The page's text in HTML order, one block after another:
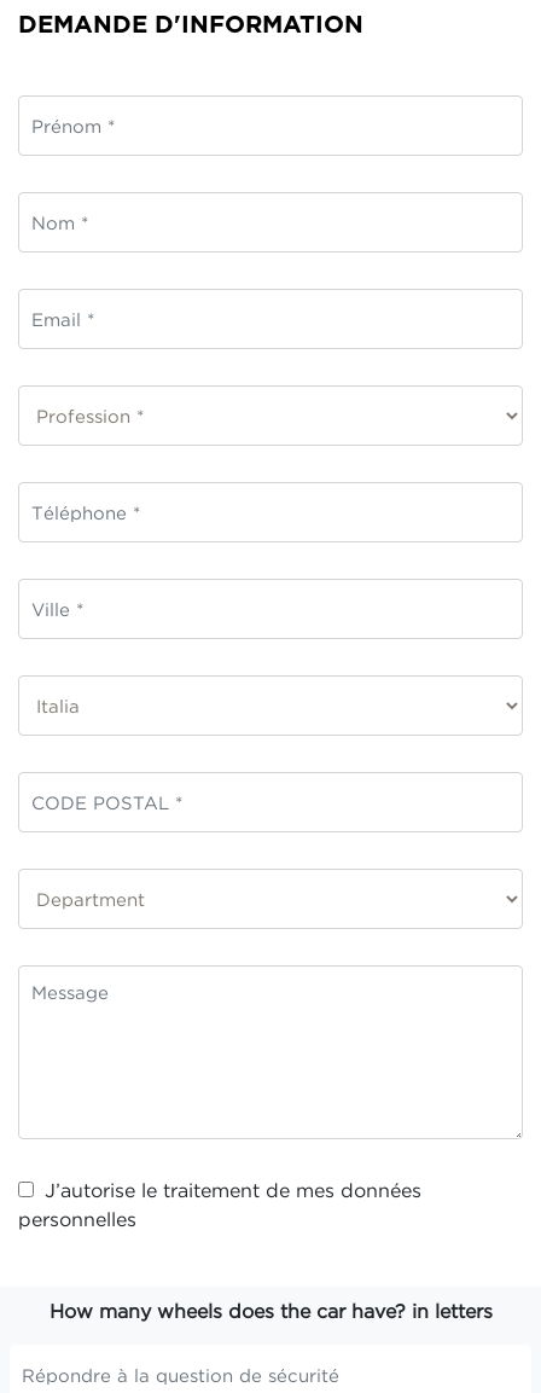
DEMANDE D'INFORMATION
J’autorise le traitement de mes données
personnelles
How many wheels does the car have? in letters